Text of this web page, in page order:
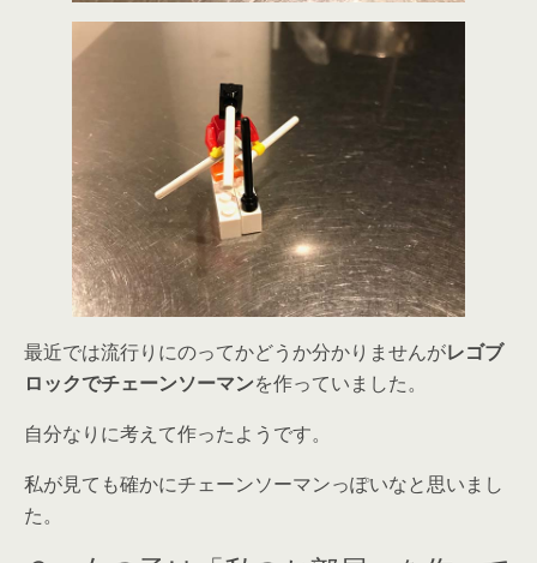
最近では流行りにのってかどうか分かりませんがレゴブ
ロックでチェーンソーマンを作っていました。
自分なりに考えて作ったようです。
私が見ても確かにチェーンソーマンっぽいなと思いまし
た。